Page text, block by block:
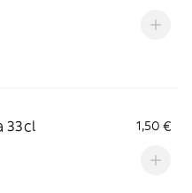
33cl 1,50 €